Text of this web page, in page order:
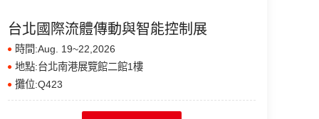
台北國際流體傳動與智能控制展
時間:Aug. 19~22,2026
地點:台北南港展覽館二館1樓
攤位:Q423